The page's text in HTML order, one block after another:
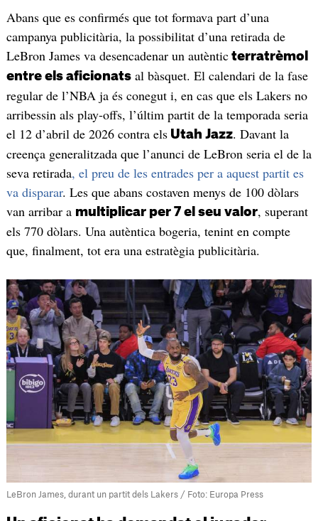
Abans que es confirmés que tot formava part d’una
campanya publicitària, la possibilitat d’una retirada de
LeBron James va desencadenar un autènticterratrèmol
entre els aficionatsal bàsquet. El calendari de la fase
regular de l’NBA ja és conegut i, en cas que els Lakers no
arribessin als play-offs, l’últim partit de la temporada seria
el 12 d’abril de 2026 contra elsUtah Jazz. Davant la
creença generalitzada que l’anunci de LeBron seria el de la
seva retirada, el preu de les entrades per a aquest partit es
va disparar. Les que abans costaven menys de 100 dòlars
van arribar a multiplicar per 7 el seu valor, superant
els 770 dòlars. Una autèntica bogeria, tenint en compte
que, finalment, tot era una estratègia publicitària.
LeBron James, durant un partit dels Lakers / Foto: Europa Press